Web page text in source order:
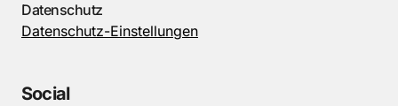
Datenschutz
Datenschutz-Einstellungen
Social